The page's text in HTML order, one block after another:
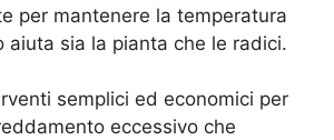
per mantenere la temperatura
aiuta sia la pianta che le radici.
semplici ed economici per
eccessivo che